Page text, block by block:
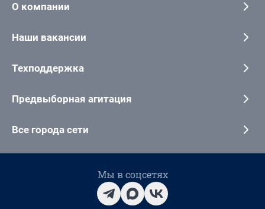
О компании
Наши вакансии
Техподдержка
Предвыборная агитация
Все города сети
Мы в соцсетях